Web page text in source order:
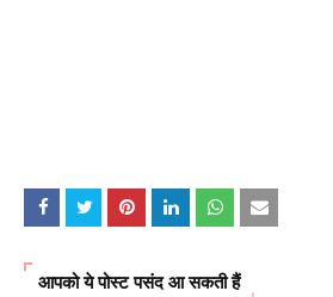
आपको ये पोस्ट पसंद आ सकती हैं